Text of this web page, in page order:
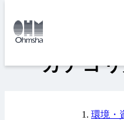
トップ
カテゴ
環境・